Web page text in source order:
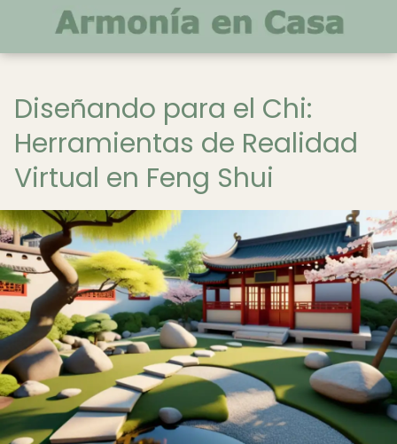
Diseñando para el Chi:
Herramientas de Realidad
Virtual en Feng Shui